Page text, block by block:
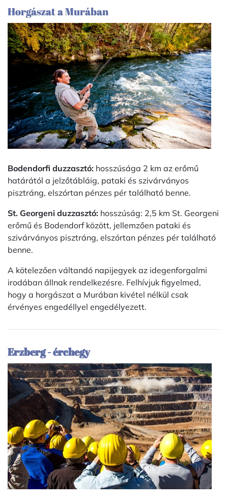
Horgászat a Murában
Bodendorfi duzzasztó: hosszúsága 2 km az erőmű
határától a jelzőtábláig, pataki és szivárványos
pisztráng, elszórtan pénzes pér található benne.
St. Georgeni duzzasztó: hosszúság: 2,5 km St. Georgeni
erőmű és Bodendorf között, jellemzően pataki és
szivárványos pisztráng, elszórtan pénzes pér található
benne.
A kötelezően váltandó napijegyek az idegenforgalmi
irodában állnak rendelkezésre. Felhívjuk figyelmed,
hogy a horgászat a Murában kivétel nélkül csak
érvényes engedéllyel engedélyezett.
Erzberg - érchegy